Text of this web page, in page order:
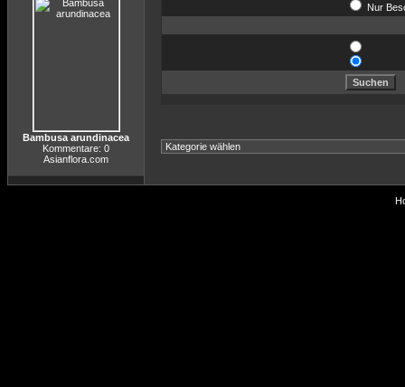
Bambusa arundinacea
Kommentare: 0
Asianflora.com
Nur